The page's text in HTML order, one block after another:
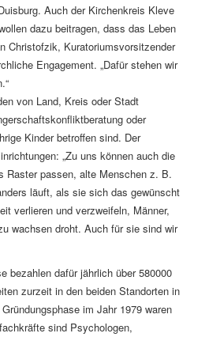
Auch der Kirchenkreis Kleve
dazu beitragen, dass das Leben
Christofzik, Kuratoriumsvorsitzender
Engagement. „Dafür stehen wir
von Land, Kreis oder Stadt
oder
Kinder betroffen sind. Der
„Zu uns können auch die
Raster passen, alte Menschen z. B.
läuft, als sie sich das gewünscht
verlieren und verzweifeln, Männer,
wachsen droht. Auch für sie sind wir
bezahlen dafür jährlich über 580000
zurzeit in den beiden Standorten in
im Jahr 1979 waren
sind Psychologen,